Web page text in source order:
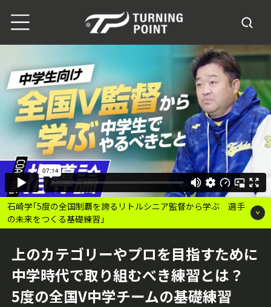
石崎学｢5度の全国制覇を誇るリトルシニア監督から学ぶ 選手
の未来をつくる基礎練習｣
上のカテゴリーやプロを目指すために
中学時代で取り組むべき練習とは？
5度の全国V中学チームの基礎練習